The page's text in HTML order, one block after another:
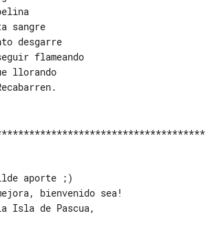
sangre
desgarre
flameando
llorando
aporte ;)
bienvenido sea!
Isla de Pascua,